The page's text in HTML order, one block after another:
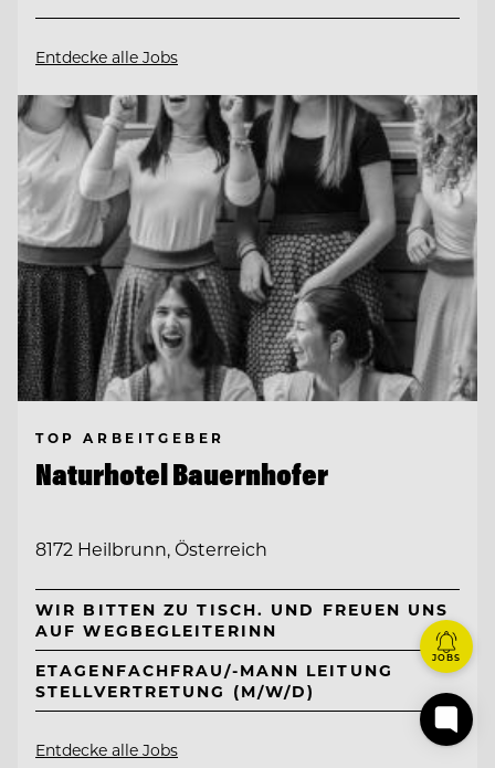
Entdecke alle Jobs
TOP ARBEITGEBER
Naturhotel Bauernhofer
8172 Heilbrunn, Österreich
WIR BITTEN ZU TISCH. UND FREUEN UNS
AUF WEGBEGLEITERINN
ETAGENFACHFRAU/-MANN LEITUNG
STELLVERTRETUNG (M/W/D)
Entdecke alle Jobs
JOBS